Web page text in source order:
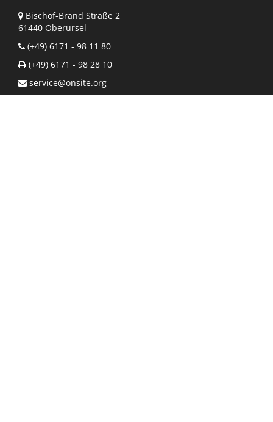
Bischof-Brand Straße 2
61440 Oberursel
(+49) 6171 - 98 11 80
(+49) 6171 - 98 28 10
service@onsite.org